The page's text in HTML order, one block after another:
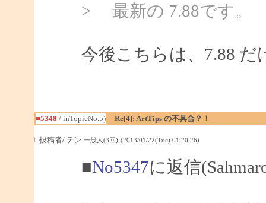
> 最新の 7.88です。
今後こちらは、7.88
■5348 / inTopicNo.5) Re[4]: ArtTips の不具合？！
□投稿者/ デン 一般人(3回)-(2013/01/22(Tue) 01:20:26)
■No5347に返信